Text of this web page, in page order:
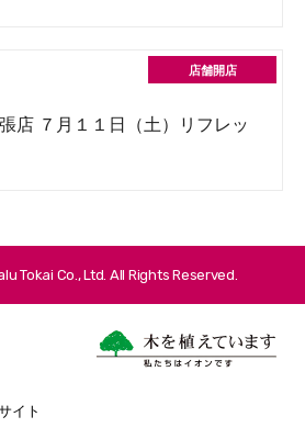
店 ７月１１日（土）リフレッ
Tokai Co., Ltd. All Rights Reserved.
イト